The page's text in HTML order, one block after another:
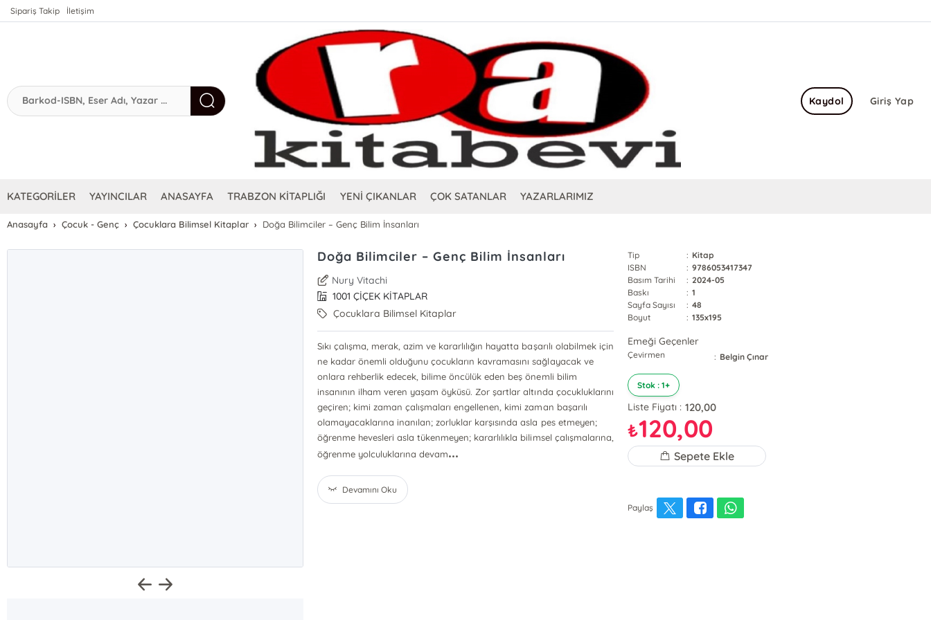
Sipariş Takip İletişim
Giriş Yap
Kaydol
KATEGORİLER YAYINCILAR ANASAYFA TRABZON KİTAPLIĞI YENİ ÇIKANLAR ÇOK SATANLAR YAZARLARIMIZ
Anasayfa Çocuk - Genç Çocuklara Bilimsel Kitaplar Doğa Bilimciler – Genç Bilim İnsanları
Doğa Bilimciler – Genç Bilim İnsanları
Nury Vitachi
1001 ÇİÇEK KİTAPLAR
Çocuklara Bilimsel Kitaplar
Sıkı çalışma, merak, azim ve kararlılığın hayatta başarılı olabilmek için
ne kadar önemli olduğunu çocukların kavramasını sağlayacak ve
onlara rehberlik edecek, bilime öncülük eden beş önemli bilim
insanının ilham veren yaşam öyküsü. Zor şartlar altında çocukluklarını
geçiren; kimi zaman çalışmaları engellenen, kimi zaman başarılı
olamayacaklarına inanılan; zorluklar karşısında asla pes etmeyen;
öğrenme hevesleri asla tükenmeyen; kararlılıkla bilimsel çalışmalarına,
öğrenme yolculuklarına devam...
Devamını Oku
Tip : Kitap
ISBN
: 9786053417347
Basım Tarihi
: 2024-05
Baskı
: 1
Sayfa Sayısı
: 48
Boyut
: 135x195
Emeği Geçenler
Çevirmen : Belgin Çınar
Stok : 1+
Liste Fiyatı : 120,00
₺120,00
Sepete Ekle
Paylaş